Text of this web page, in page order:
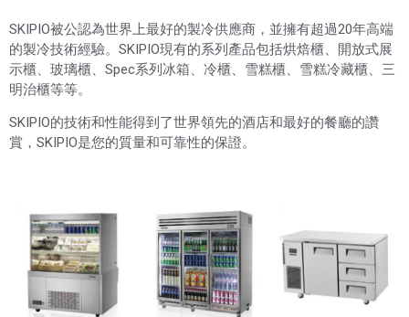
SKIPIO被公認為世界上最好的製冷供應商，並擁有超過20年高端
的製冷技術經驗。SKIPIO現有的系列產品包括烘焙櫃、開放式展
示櫃、玻璃櫃、Spec系列冰箱、冷櫃、雪糕櫃、雪糕冷藏櫃、三
明治櫃等等。
SKIPIO的技術和性能得到了世界領先的酒店和最好的餐廳的讚
賞，SKIPIO是您的質量和可靠性的保證。